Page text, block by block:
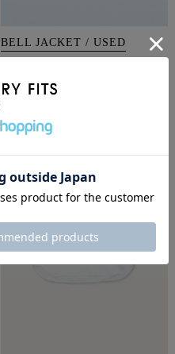
BELL JACKET / USED